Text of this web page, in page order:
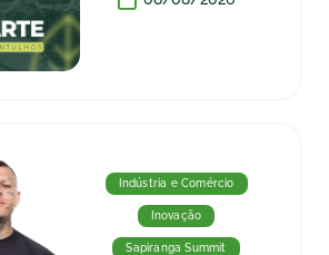
Indústria e Comércio
Inovação
Sapiranga Summit